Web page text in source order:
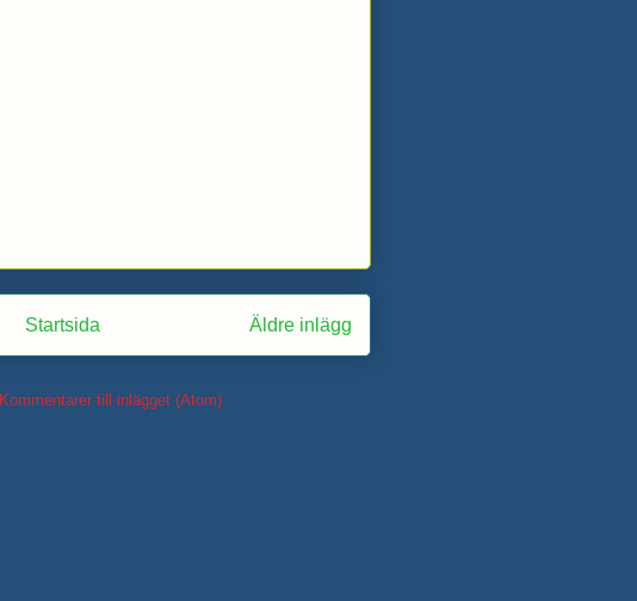
Äldre inlägg
Startsida
Kommentarer till inlägget (Atom)